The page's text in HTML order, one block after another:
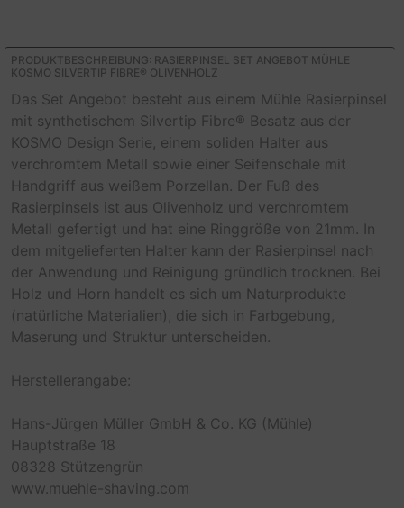
PRODUKTBESCHREIBUNG: RASIERPINSEL SET ANGEBOT MÜHLE
KOSMO SILVERTIP FIBRE® OLIVENHOLZ
Das Set Angebot besteht aus einem Mühle Rasierpinsel
mit synthetischem Silvertip Fibre® Besatz aus der
KOSMO Design Serie, einem soliden Halter aus
verchromtem Metall sowie einer Seifenschale mit
Handgriff aus weißem Porzellan. Der Fuß des
Rasierpinsels ist aus Olivenholz und verchromtem
Metall gefertigt und hat eine Ringgröße von 21mm. In
dem mitgelieferten Halter kann der Rasierpinsel nach
der Anwendung und Reinigung gründlich trocknen. Bei
Holz und Horn handelt es sich um Naturprodukte
(natürliche Materialien), die sich in Farbgebung,
Maserung und Struktur unterscheiden.
Herstellerangabe:
Hans-Jürgen Müller GmbH & Co. KG (Mühle)
Hauptstraße 18
08328 Stützengrün
www.muehle-shaving.com